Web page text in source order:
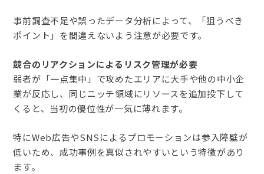
事前調査不足や誤ったデータ分析によって、「狙うべき
ポイント」を間違えないよう注意が必要です。
競合のリアクションによるリスク管理が必要
弱者が「一点集中」で攻めたエリアに大手や他の中小企
業が反応し、同じニッチ領域にリソースを追加投下して
くると、当初の優位性が一気に薄れます。
特にWeb広告やSNSによるプロモーションは参入障壁が
低いため、成功事例を真似されやすいという特徴があり
ます。